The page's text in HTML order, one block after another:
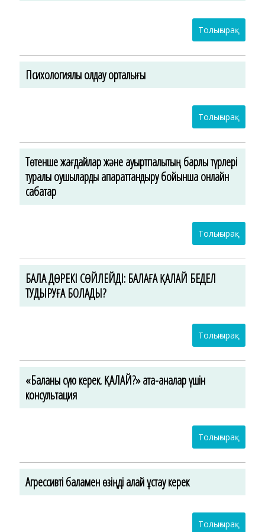
Толығырақ
Психологиялық қолдау орталығы
Толығырақ
Төтенше жағдайлар және ауыртпалықтың барлық түрлері
туралы оқушыларды ақпараттандыру бойынша онлайн
сабақтар
Толығырақ
БАЛА ДӨРЕКІ СӨЙЛЕЙДІ: БАЛАҒА ҚАЛАЙ БЕДЕЛ
ТУДЫРУҒА БОЛАДЫ?
Толығырақ
«Баланы сүю керек. ҚАЛАЙ?» ата-аналар үшін
консультация
Толығырақ
Агрессивті баламен өзіңді қалай ұстау керек
Толығырақ